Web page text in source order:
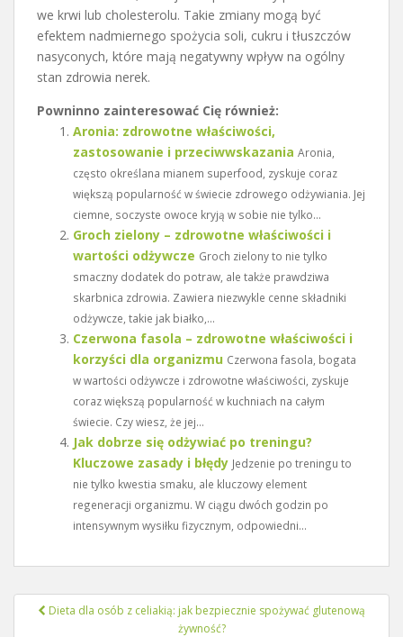
we krwi lub cholesterolu. Takie zmiany mogą być
efektem nadmiernego spożycia soli, cukru i tłuszczów
nasyconych, które mają negatywny wpływ na ogólny
stan zdrowia nerek.
Powninno zainteresować Cię również:
Aronia: zdrowotne właściwości,
zastosowanie i przeciwwskazania Aronia,
często określana mianem superfood, zyskuje coraz
większą popularność w świecie zdrowego odżywiania. Jej
ciemne, soczyste owoce kryją w sobie nie tylko...
Groch zielony – zdrowotne właściwości i
wartości odżywcze Groch zielony to nie tylko
smaczny dodatek do potraw, ale także prawdziwa
skarbnica zdrowia. Zawiera niezwykle cenne składniki
odżywcze, takie jak białko,...
Czerwona fasola – zdrowotne właściwości i
korzyści dla organizmu Czerwona fasola, bogata
w wartości odżywcze i zdrowotne właściwości, zyskuje
coraz większą popularność w kuchniach na całym
świecie. Czy wiesz, że jej...
Jak dobrze się odżywiać po treningu?
Kluczowe zasady i błędy Jedzenie po treningu to
nie tylko kwestia smaku, ale kluczowy element
regeneracji organizmu. W ciągu dwóch godzin po
intensywnym wysiłku fizycznym, odpowiedni...
Nawigacja
Dieta dla osób z celiakią: jak bezpiecznie spożywać glutenową
żywność?